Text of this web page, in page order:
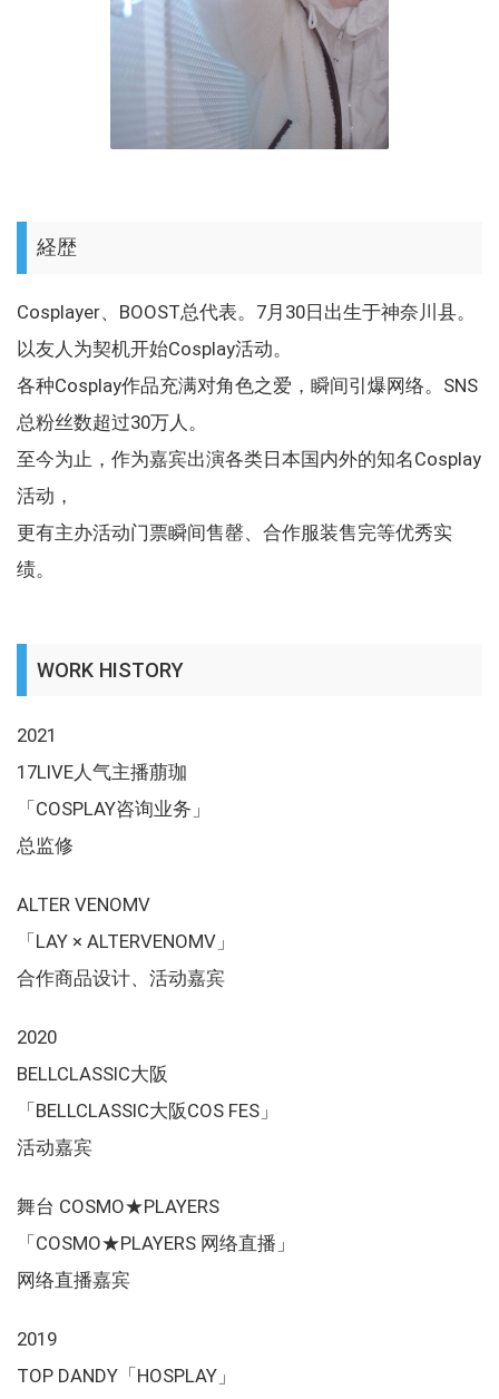
経歴
Cosplayer、BOOST总代表。7月30日出生于神奈川县。
以友人为契机开始Cosplay活动。
各种Cosplay作品充满对角色之爱，瞬间引爆网络。SNS
总粉丝数超过30万人。
至今为止，作为嘉宾出演各类日本国内外的知名Cosplay
活动，
更有主办活动门票瞬间售罄、合作服装售完等优秀实
绩。
WORK HISTORY
2021
17LIVE人气主播萠珈
「COSPLAY咨询业务」
总监修
ALTER VENOMV
「LAY × ALTERVENOMV」
合作商品设计、活动嘉宾
2020
BELLCLASSIC大阪
「BELLCLASSIC大阪COS FES」
活动嘉宾
舞台 COSMO★PLAYERS
「COSMO★PLAYERS 网络直播」
网络直播嘉宾
2019
TOP DANDY「HOSPLAY」